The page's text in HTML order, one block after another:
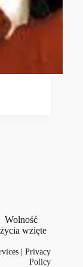
Wolność
wzięte
|Privacy
Policy